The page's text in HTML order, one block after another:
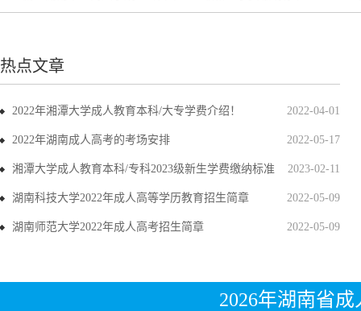
热点文章
2022-04-01
2022年湘潭大学成人教育本科/大专学费介绍！
2022-05-17
2022年湖南成人高考的考场安排
2023-02-11
湘潭大学成人教育本科/专科2023级新生学费缴纳标准
2022-05-09
湖南科技大学2022年成人高等学历教育招生简章
2022-05-09
湖南师范大学2022年成人高考招生简章
2026年湖南省